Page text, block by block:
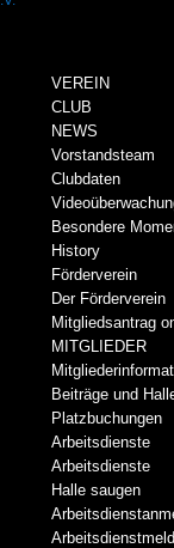
VEREIN
CLUB
NEWS
Vorstandsteam
Clubdaten
Besondere
History
Förderverein
Der Förderverein
Mitgliedsantrag
MITGLIEDER
Beiträge und
Platzbuchungen
Arbeitsdienste
Arbeitsdienste
Halle saugen